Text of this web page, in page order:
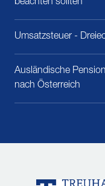
beachten sollten
Umsatzsteuer -
Ausländische
nach Österreich